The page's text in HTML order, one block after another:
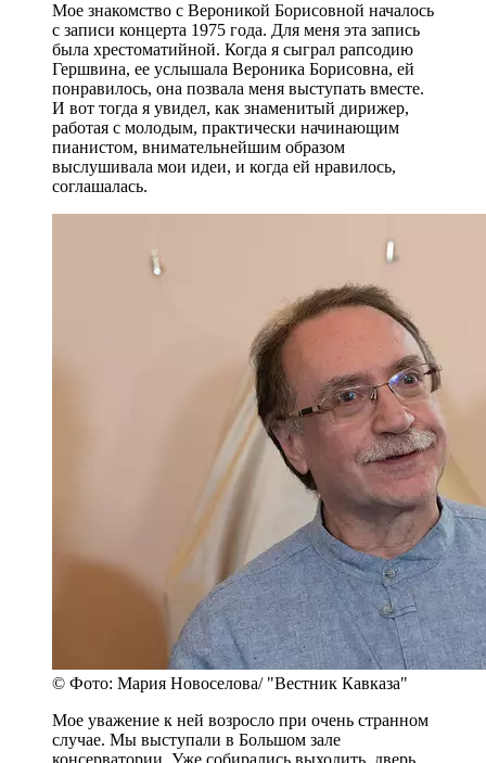
Мое знакомство с Вероникой Борисовной началось
с записи концерта 1975 года. Для меня эта запись
была хрестоматийной. Когда я сыграл рапсодию
Гершвина, ее услышала Вероника Борисовна, ей
понравилось, она позвала меня выступать вместе.
И вот тогда я увидел, как знаменитый дирижер,
работая с молодым, практически начинающим
пианистом, внимательнейшим образом
выслушивала мои идеи, и когда ей нравилось,
соглашалась.
© Фото: Мария Новоселова/ "Вестник Кавказа"
Мое уважение к ней возросло при очень странном
случае. Мы выступали в Большом зале
консерватории. Уже собирались выходить, дверь